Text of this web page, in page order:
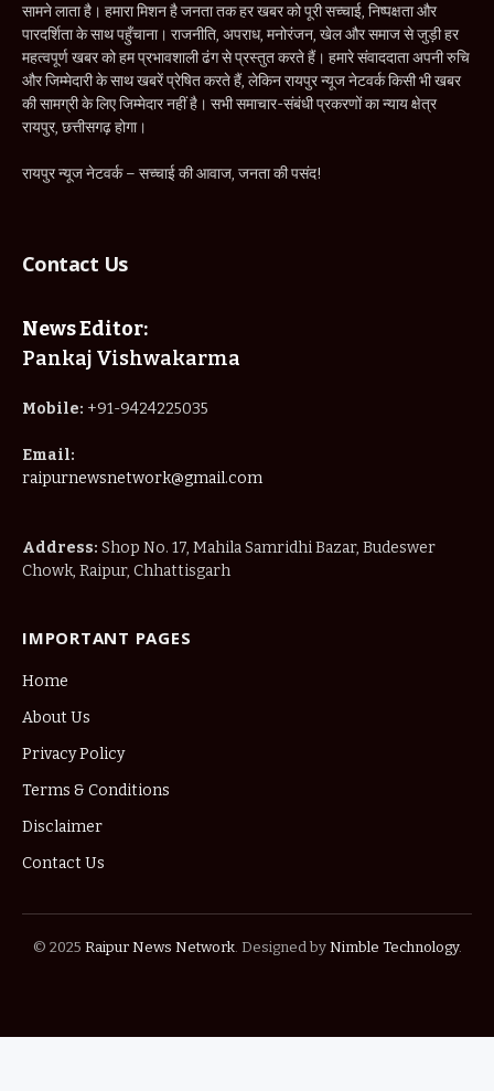
सामने लाता है। हमारा मिशन है जनता तक हर खबर को पूरी सच्चाई, निष्पक्षता और
पारदर्शिता के साथ पहुँचाना। राजनीति, अपराध, मनोरंजन, खेल और समाज से जुड़ी हर
महत्वपूर्ण खबर को हम प्रभावशाली ढंग से प्रस्तुत करते हैं। हमारे संवाददाता अपनी रुचि
और जिम्मेदारी के साथ खबरें प्रेषित करते हैं, लेकिन रायपुर न्यूज नेटवर्क किसी भी खबर
की सामग्री के लिए जिम्मेदार नहीं है। सभी समाचार-संबंधी प्रकरणों का न्याय क्षेत्र
रायपुर, छत्तीसगढ़ होगा।
रायपुर न्यूज नेटवर्क – सच्चाई की आवाज, जनता की पसंद!
Contact Us
News Editor:
Pankaj Vishwakarma
Mobile: +91-9424225035
Email:
raipurnewsnetwork@gmail.com
Address: Shop No. 17, Mahila Samridhi Bazar, Budeswer
Chowk, Raipur, Chhattisgarh
IMPORTANT PAGES
Home
About Us
Privacy Policy
Terms & Conditions
Disclaimer
Contact Us
© 2025 Raipur News Network. Designed by Nimble Technology.